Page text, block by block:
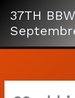
contenu
37TH